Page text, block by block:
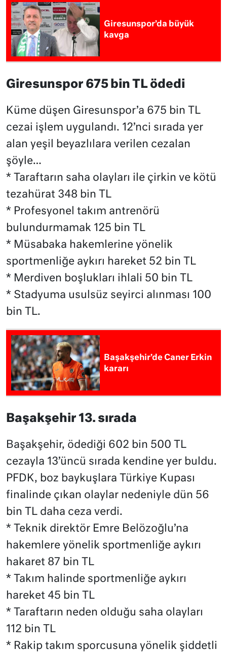
Giresunspor’da büyük
kavga
Giresunspor 675 bin TL ödedi
Küme düşen Giresunspor’a 675 bin TL
cezai işlem uygulandı. 12’nci sırada yer
alan yeşil beyazlılara verilen cezalan
şöyle…
* Taraftarın saha olayları ile çirkin ve kötü
tezahürat 348 bin TL
* Profesyonel takım antrenörü
bulundurmamak 125 bin TL
* Müsabaka hakemlerine yönelik
sportmenliğe aykırı hareket 52 bin TL
* Merdiven boşlukları ihlali 50 bin TL
* Stadyuma usulsüz seyirci alınması 100
bin TL.
Başakşehir’de Caner Erkin
kararı
Başakşehir 13. sırada
Başakşehir, ödediği 602 bin 500 TL
cezayla 13’üncü sırada kendine yer buldu.
PFDK, boz baykuşlara Türkiye Kupası
finalinde çıkan olaylar nedeniyle dün 56
bin TL daha ceza verdi.
* Teknik direktör Emre Belözoğlu’na
hakemlere yönelik sportmenliğe aykırı
hakaret 87 bin TL
* Takım halinde sportmenliğe aykırı
hareket 45 bin TL
* Taraftarın neden olduğu saha olayları
112 bin TL
* Rakip takım sporcusuna yönelik şiddetli